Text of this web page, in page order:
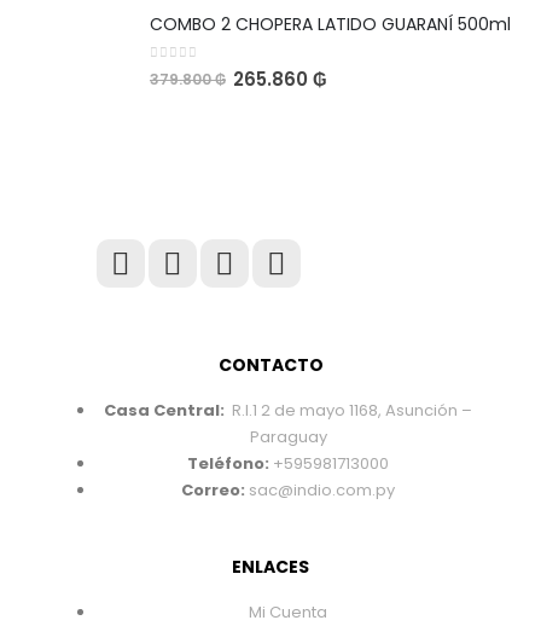
COMBO 2 CHOPERA LATIDO GUARANÍ 500ml
0 out of 5
379.800₲ 265.860 ₲
CONTACTO
Casa Central: R.I.1 2 de mayo 1168, Asunción –
Paraguay
Teléfono: +595981713000
Correo: sac@indio.com.py
ENLACES
Mi Cuenta